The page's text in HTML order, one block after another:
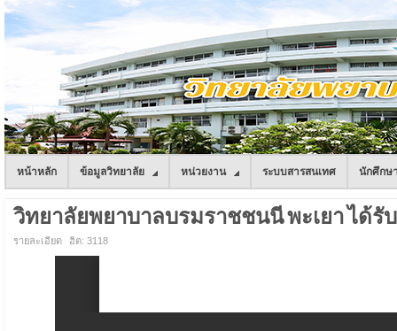
หน้าหลัก ข้อมูลวิทยาลัย หน่วยงาน ระบบสารสนเทศ นักศึกษ
วิทยาลัยพยาบาลบรมราชชนนี พะเยา ได้รับ
รายละเอียด ฮิต: 3118